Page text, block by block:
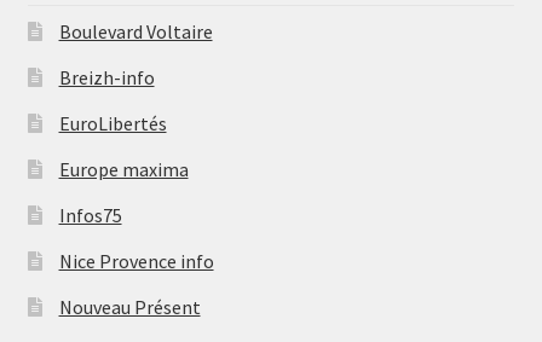
Boulevard Voltaire
Breizh-info
EuroLibertés
Europe maxima
Infos75
Nice Provence info
Nouveau Présent